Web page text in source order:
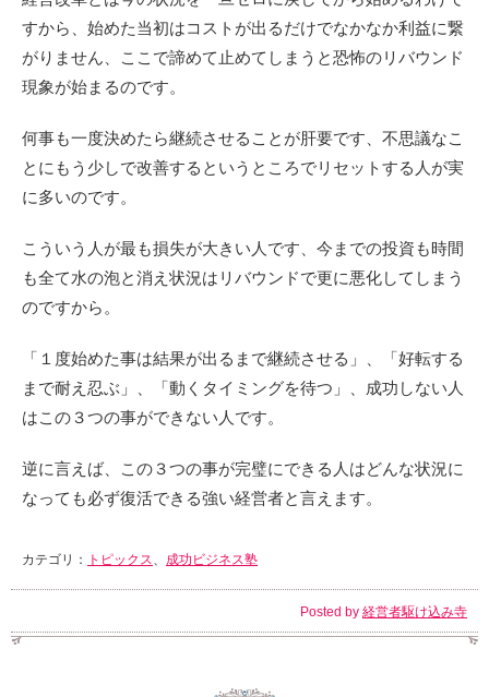
すから、始めた当初はコストが出るだけでなかなか利益に繋
がりません、ここで諦めて止めてしまうと恐怖のリバウンド
現象が始まるのです。
何事も一度決めたら継続させることが肝要です、不思議なこ
とにもう少しで改善するというところでリセットする人が実
に多いのです。
こういう人が最も損失が大きい人です、今までの投資も時間
も全て水の泡と消え状況はリバウンドで更に悪化してしまう
のですから。
「１度始めた事は結果が出るまで継続させる」、「好転する
まで耐え忍ぶ」、「動くタイミングを待つ」、成功しない人
はこの３つの事ができない人です。
逆に言えば、この３つの事が完璧にできる人はどんな状況に
なっても必ず復活できる強い経営者と言えます。
カテゴリ： トピックス、 成功ビジネス塾
Posted by 経営者駆け込み寺